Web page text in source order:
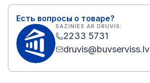
Есть вопросы о товаре?
SAZINIES AR DRUVIS:
2233 5731
druvis@buvserviss.lv